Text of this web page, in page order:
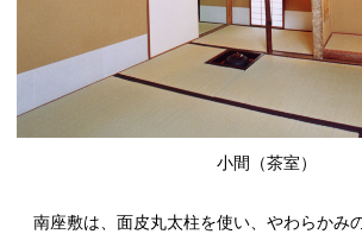
小間（茶室）
南座敷は、面皮丸太柱を使い、やわらかみ